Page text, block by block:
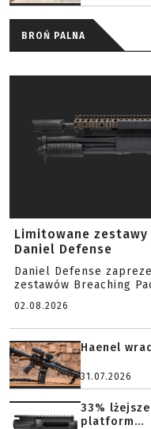
BROŃ PALNA
Limitowane zestawy
Daniel Defense
Daniel Defense
zestawów Breaching
02.08.2026
Haenel
31.07.2026
33%
platform...